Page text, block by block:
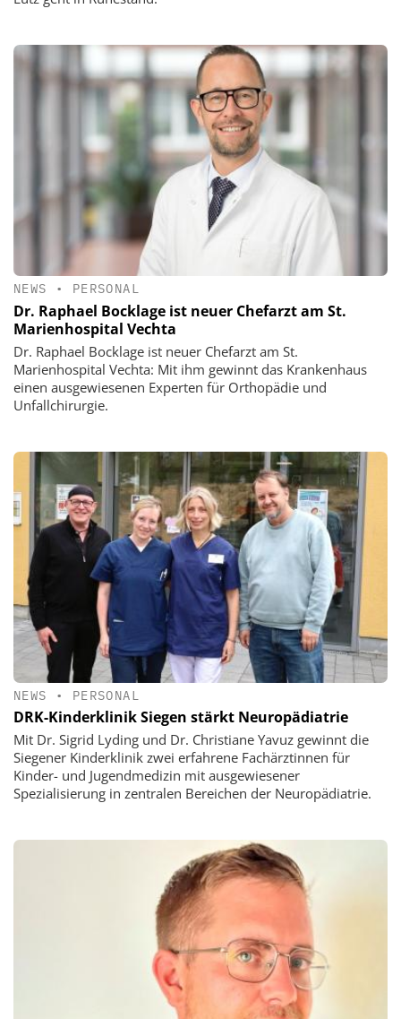
NEWS • PERSONAL
Dr. Raphael Bocklage ist neuer Chefarzt am St.
Marienhospital Vechta
Dr. Raphael Bocklage ist neuer Chefarzt am St.
Marienhospital Vechta: Mit ihm gewinnt das Krankenhaus
einen ausgewiesenen Experten für Orthopädie und
Unfallchirurgie.
NEWS • PERSONAL
DRK-Kinderklinik Siegen stärkt Neuropädiatrie
Mit Dr. Sigrid Lyding und Dr. Christiane Yavuz gewinnt die
Siegener Kinderklinik zwei erfahrene Fachärztinnen für
Kinder- und Jugendmedizin mit ausgewiesener
Spezialisierung in zentralen Bereichen der Neuropädiatrie.